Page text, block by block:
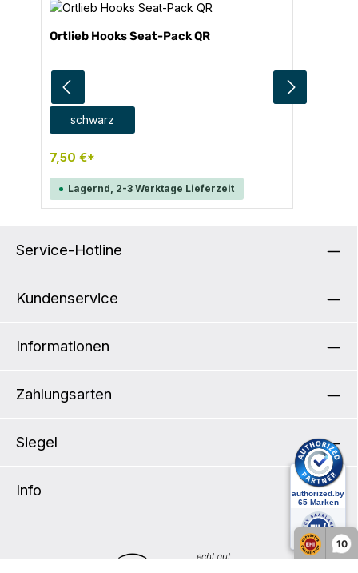
10
Ortlieb Hooks Seat-Pack QR
Farbeauswählen
schwarz
7,50 €*
Lagernd, 2-3 Werktage Lieferzeit
Service-Hotline
Kundenservice
Informationen
Zahlungsarten
Siegel
Info